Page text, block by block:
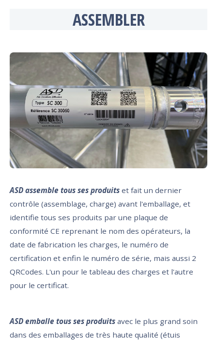
ASSEMBLER
ASD assemble tous ses produits et fait un dernier
contrôle (assemblage, charge) avant l'emballage, et
identifie tous ses produits par une plaque de
conformité CE reprenant le nom des opérateurs, la
date de fabrication les charges, le numéro de
certification et enfin le numéro de série, mais aussi 2
QRCodes. L'un pour le tableau des charges et l'autre
pour le certificat.
ASD emballe tous ses produits avec le plus grand soin
dans des emballages de très haute qualité (étuis